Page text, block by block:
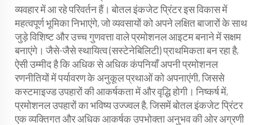
व्यवहार में आ रहे परिवर्तन हैं। बोतल इंकजेट प्रिंटर इस विकास में
महत्वपूर्ण भूमिका निभाएंगे, जो व्यवसायों को अपने लक्षित बाजारों के साथ
जुड़े विशिष्ट और उच्च गुणवत्ता वाले प्रमोशनल आइटम बनाने में सक्षम
बनाएंगे। जैसे-जैसे स्थायित्व (सस्टेनेबिलिटी) प्राथमिकता बन रहा है,
ऐसी उम्मीद है कि अधिक से अधिक कंपनियाँ अपनी प्रमोशनल
रणनीतियों में पर्यावरण के अनुकूल प्रथाओं को अपनाएंगी, जिससे
कस्टमाइज्ड उपहारों की आकर्षकता में और वृद्धि होगी। निष्कर्ष में,
प्रमोशनल उपहारों का भविष्य उज्ज्वल है, जिसमें बोतल इंकजेट प्रिंटर
एक व्यक्तिगत और अधिक आकर्षक उपभोक्ता अनुभव की ओर अग्रणी